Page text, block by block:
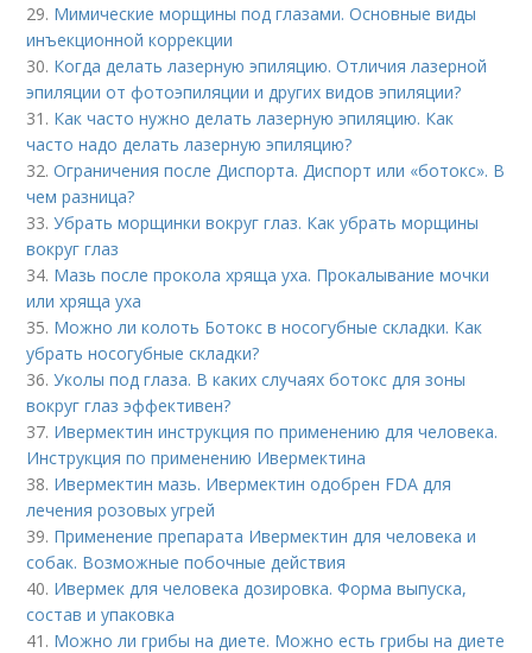
29. Мимические морщины под глазами. Основные виды
инъекционной коррекции
30. Когда делать лазерную эпиляцию. Отличия лазерной
эпиляции от фотоэпиляции и других видов эпиляции?
31. Как часто нужно делать лазерную эпиляцию. Как
часто надо делать лазерную эпиляцию?
32.Ограничения после Диспорта. Диспорт или «ботокс». В
чем разница?
33.Убрать морщинки вокруг глаз. Как убрать морщины
вокруг глаз
34. Мазь после прокола хряща уха. Прокалывание мочки
или хряща уха
35. Можно ли колоть Ботокс в носогубные складки. Как
убрать носогубные складки?
36.Уколы под глаза. В каких случаях ботокс для зоны
вокруг глаз эффективен?
37. Ивермектин инструкция по применению для человека.
Инструкция по применению Ивермектина
38. Ивермектин мазь. Ивермектин одобрен FDA для
лечения розовых угрей
39. Применение препарата Ивермектин для человека и
собак. Возможные побочные действия
40. Ивермек для человека дозировка. Форма выпуска,
состав и упаковка
41. Можно ли грибы на диете. Можно есть грибы на диете